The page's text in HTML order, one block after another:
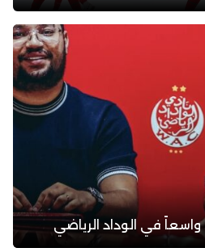
واسعاً في الوداد الرياضي